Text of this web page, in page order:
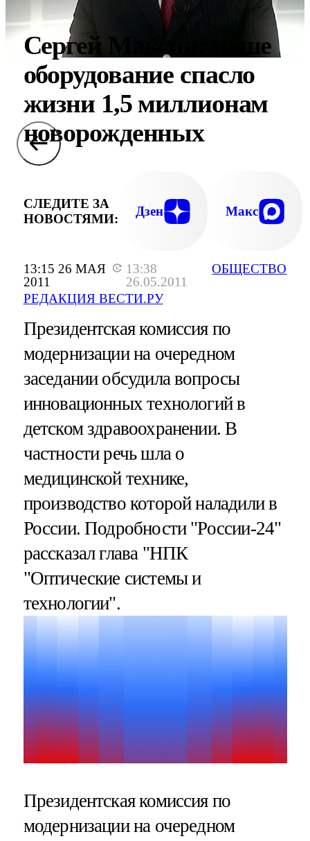
13:15 26 МАЯ
2011
13:38
26.05.2011
РЕДАКЦИЯ ВЕСТИ.РУ
ОБЩЕСТВО
Сергей Максин: наше
оборудование спасло
жизни 1,5 миллионам
новорожденных
СЛЕДИТЕ ЗА
НОВОСТЯМИ:
Дзен Макс
Президентская комиссия по
модернизации на очередном
заседании обсудила вопросы
инновационных технологий в
детском здравоохранении. В
частности речь шла о
медицинской технике,
производство которой наладили в
России. Подробности "России-24"
рассказал глава "НПК
"Оптические системы и
технологии".
Президентская комиссия по
модернизации на очередном